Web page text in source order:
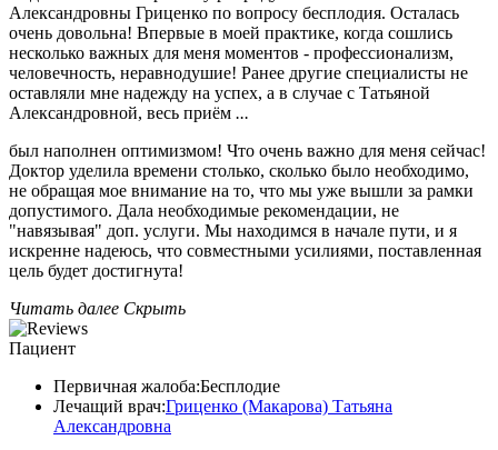
Александровны Гриценко по вопросу бесплодия​. Осталась
очень довольна! Впервые в моей практике, когда сошлись
несколько важных для меня моментов - профессионализм,
человечность, неравнодушие! Ранее другие специалисты не
оставляли мне надежду на успех, а в случае с Татьяной
Александровной, весь приём ...
был наполнен оптимизмом! Что очень важно для меня сейчас!
Доктор уделила времени столько, сколько было необходимо,
не обращая мое внимание на то, что мы уже вышли за рамки
допустимого. Дала необходимые рекомендации, не
"навязывая" доп. услуги. Мы находимся в начале пути, и я
искренне надеюсь, что совместными усилиями, поставленная
цель будет достигнута!
Читать далее Скрыть
Пациент
Первичная жалоба:Бесплодие
Лечащий врач:Гриценко (Макарова) Татьяна
Александровна